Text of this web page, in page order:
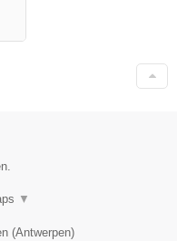
▼
(Antwerpen)